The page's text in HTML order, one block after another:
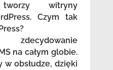
witryny
Czym tak
na całym globie.
w obsłudze, dzięki